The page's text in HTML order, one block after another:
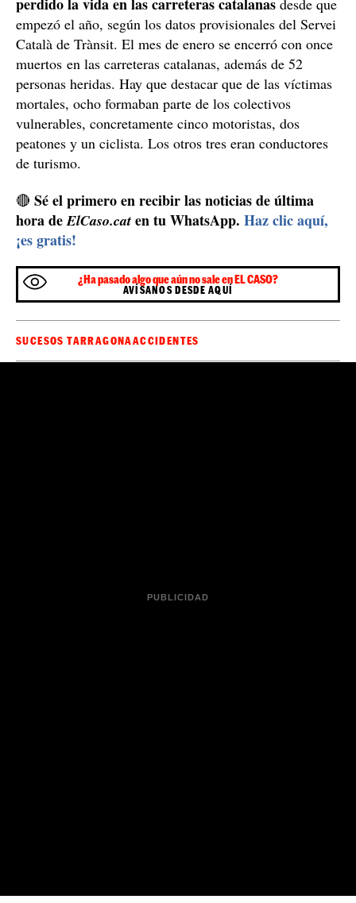
desde que
empezó el año, según los datos provisionales del Servei
Català de Trànsit. El mes de enero se encerró con once
muertos en las carreteras catalanas, además de 52
personas heridas. Hay que destacar que de las víctimas
mortales, ocho formaban parte de los colectivos
vulnerables, concretamente cinco motoristas, dos
peatones y un ciclista. Los otros tres eran conductores
de turismo.
🔴 Sé el primero en recibir las noticias de última
hora deElCaso.cat en tu WhatsApp. Haz clic aquí,
¡es gratis!
¿Ha pasado algo que aún no sale en EL CASO?
AVÍSANOS DESDE AQUÍ
SUCESOS TARRAGONAACCIDENTES